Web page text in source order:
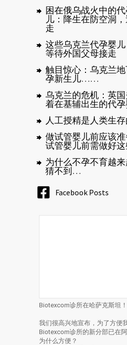
困在俄乌战火中的
儿：降生在防空洞
走
这些乌克兰代孕婴
等待外国父母接走
触目惊心：乌克兰
孕新生儿……
乌克兰的危机：英
着在基辅出生的代
人工授精是人类生
做试管婴儿前应该
试管婴儿前需做好
为什么不孕不育越
猜不到…
Facebook Posts
Biotexcom诊所在哈萨克斯坦！
我们很高兴地宣布，为了方便
Biotexcom诊所的新分部已在阿
为什么方便？